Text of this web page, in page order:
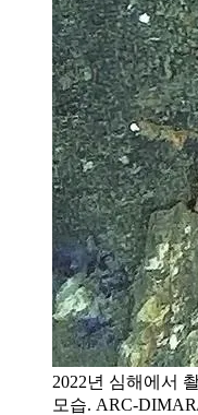
2022년 심해에서
모습. ARC-